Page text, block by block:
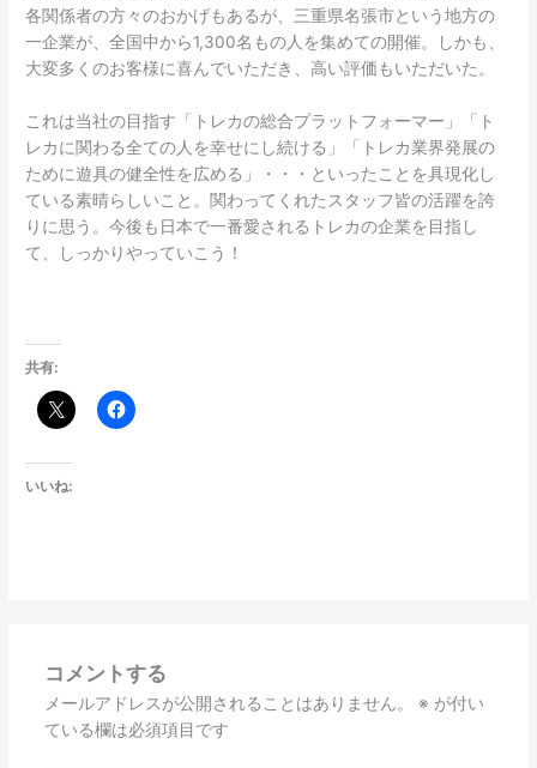
各関係者の方々のおかげもあるが、三重県名張市という地方の
一企業が、全国中から1,300名もの人を集めての開催。しかも、
大変多くのお客様に喜んでいただき、高い評価もいただいた。
これは当社の目指す「トレカの総合プラットフォーマー」「ト
レカに関わる全ての人を幸せにし続ける」「トレカ業界発展の
ために遊具の健全性を広める」・・・といったことを具現化し
ている素晴らしいこと。関わってくれたスタッフ皆の活躍を誇
りに思う。今後も日本で一番愛されるトレカの企業を目指し
て、しっかりやっていこう！
共有:
いいね:
コメントする
メールアドレスが公開されることはありません。 ※ が付い
ている欄は必須項目です